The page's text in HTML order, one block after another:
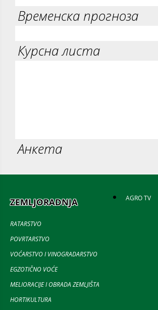
Временска прогноза
Курсна листа
Анкета
ZEMLJORADNJA
RATARSTVO
POVRTARSTVO
VOĆARSTVO I VINOGRADARSTVO
EGZOTIČNO VOĆE
MELIORACIJE I OBRADA ZEMLJIŠTA
HORTIKULTURA
AGRO TV